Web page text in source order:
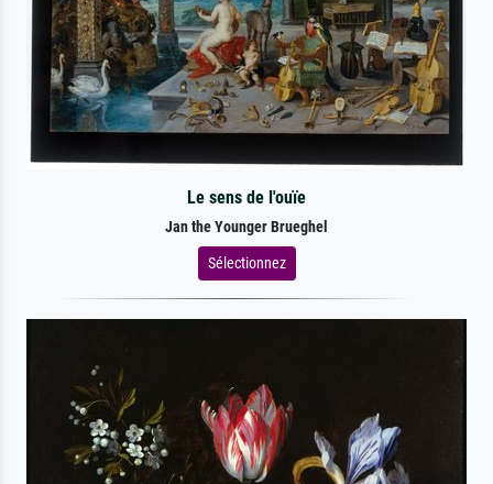
Le sens de l'ouïe
Jan the Younger Brueghel
Sélectionnez